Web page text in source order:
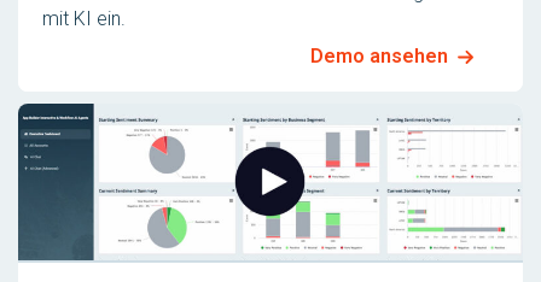
mit KI ein.
Demo ansehen